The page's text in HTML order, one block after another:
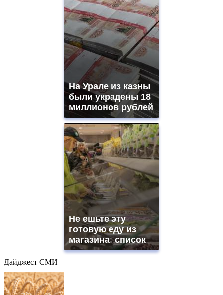
На Урале из казны
были украдены 18
миллионов рублей
Не ешьте эту
готовую еду из
магазина: список
Дайджест СМИ